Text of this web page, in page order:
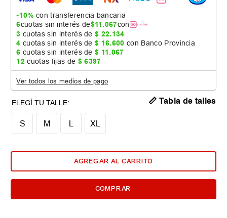
-10% con transferencia bancaria
6cuotas sin interés de$11.067con
3 cuotas sin interés de$ 22.134
4 cuotas sin interés de$ 16.600 con Banco Provincia
6 cuotas sin interés de$ 11.067
12 cuotas fijas de $ 6397
Ver todos los medios de pago
S L
M XL
📏 Tabla de talles
AGREGAR AL CARRITO
COMPRAR